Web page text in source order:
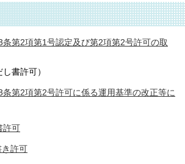
第2項第1号認定及び第2項第2号許可の取
書許可）
第2項第2号許可に係る運用基準の改正等に
許可
許可